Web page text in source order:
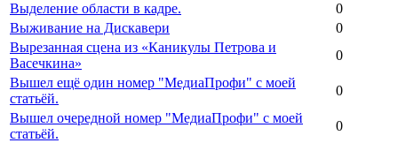
Выделение области в кадре.
0
Выживание на Дискавери
0
Вырезанная сцена из «Каникулы Петрова и
Васечкина»
0
Вышел ещё один номер "МедиаПрофи" с моей
статьёй.
0
Вышел очередной номер "МедиаПрофи" с моей
статьёй.
0